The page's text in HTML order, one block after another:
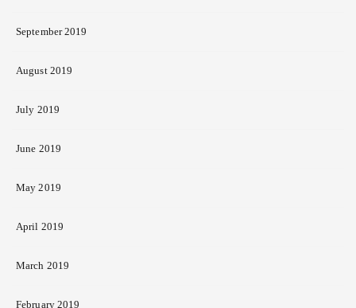
September 2019
August 2019
July 2019
June 2019
May 2019
April 2019
March 2019
February 2019